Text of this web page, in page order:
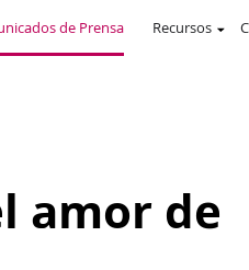
de Prensa Recursos
amor de